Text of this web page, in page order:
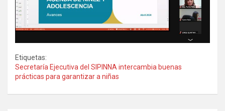
Etiquetas:
Secretaría Ejecutiva del SIPINNA intercambia buenas
prácticas para garantizar a niñas